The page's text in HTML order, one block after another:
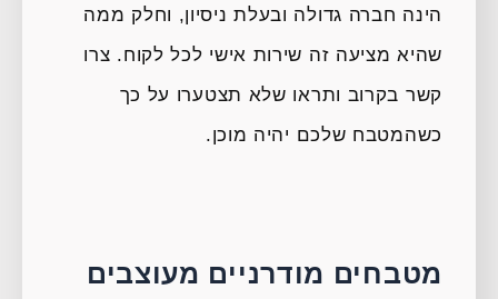
הינה חברה גדולה ובעלת ניסיון, וחלק ממה
שהיא מציעה זה שירות אישי לכל לקוח. צרו
קשר בקרוב ותראו שלא תצטערו על כך
כשהמטבח שלכם יהיה מוכן.
מטבחים מודרניים מעוצבים